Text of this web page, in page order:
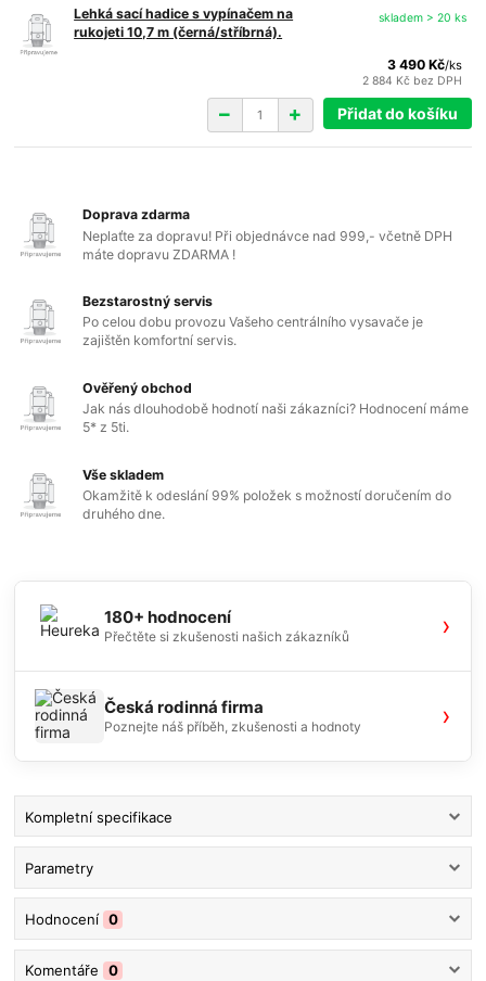
Lehká sací hadice s vypínačem na
rukojeti 10,7 m (černá/stříbrná).
3 490 Kč/ks
2 884 Kč bez DPH
skladem > 20 ks
Přidat do košíku
Doprava zdarma
Neplaťte za dopravu! Při objednávce nad 999,- včetně DPH
máte dopravu ZDARMA !
Bezstarostný servis
Po celou dobu provozu Vašeho centrálního vysavače je
zajištěn komfortní servis.
Ověřený obchod
Jak nás dlouhodobě hodnotí naši zákazníci? Hodnocení máme
5* z 5ti.
Vše skladem
Okamžitě k odeslání 99% položek s možností doručením do
druhého dne.
180+ hodnocení
Přečtěte si zkušenosti našich zákazníků ›
Česká rodinná firma
Poznejte náš příběh, zkušenosti a hodnoty ›
Kompletní specifikace
Parametry
Hodnocení 0
Komentáře 0